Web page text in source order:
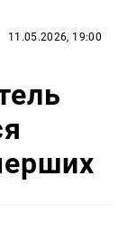
11.05.2026, 19:00